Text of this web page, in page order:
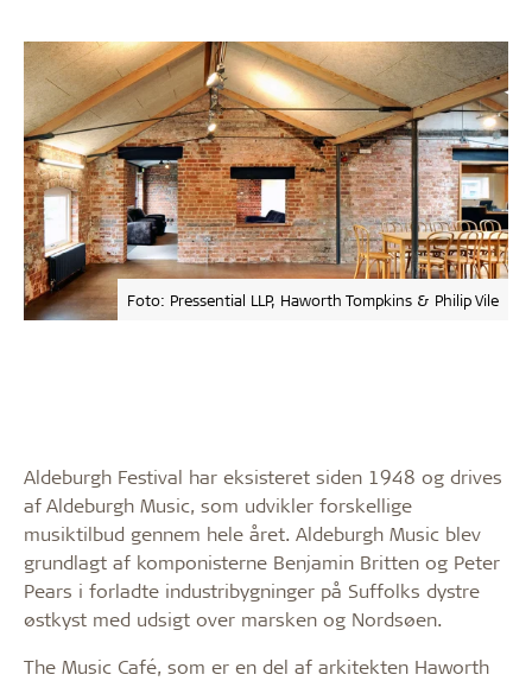
Foto: Pressential LLP, Haworth Tompkins & Philip Vile
Aldeburgh Festival har eksisteret siden 1948 og drives
af Aldeburgh Music, som udvikler forskellige
musiktilbud gennem hele året. Aldeburgh Music blev
grundlagt af komponisterne Benjamin Britten og Peter
Pears i forladte industribygninger på Suffolks dystre
østkyst med udsigt over marsken og Nordsøen.
The Music Café, som er en del af arkitekten Haworth